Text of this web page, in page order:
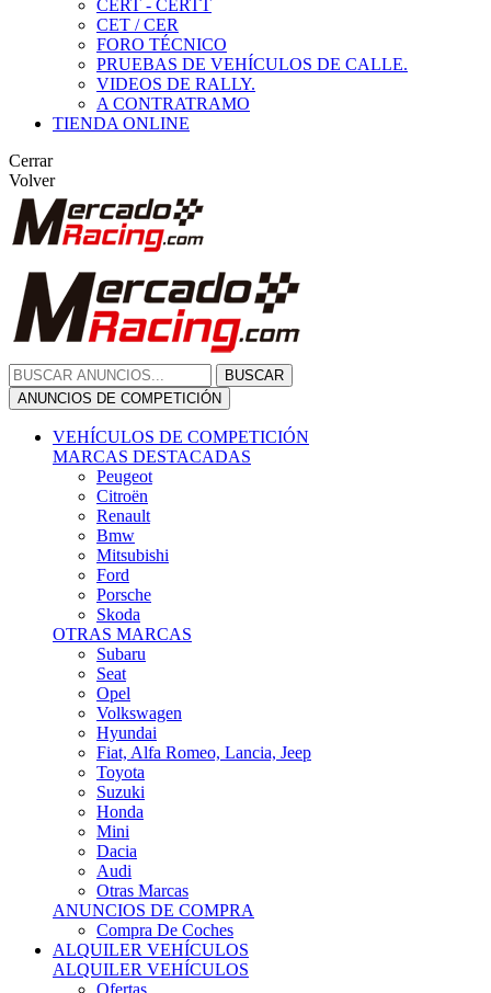
CERT - CERTT
CET / CER
FORO TÉCNICO
PRUEBAS DE VEHÍCULOS DE CALLE.
VIDEOS DE RALLY.
A CONTRATRAMO
TIENDA ONLINE
Cerrar
Volver
BUSCAR
ANUNCIOS DE COMPETICIÓN
VEHÍCULOS DE COMPETICIÓN
MARCAS DESTACADAS
Peugeot
Citroën
Renault
Bmw
Mitsubishi
Ford
Porsche
Skoda
OTRAS MARCAS
Subaru
Seat
Opel
Volkswagen
Hyundai
Fiat, Alfa Romeo, Lancia, Jeep
Toyota
Suzuki
Honda
Mini
Dacia
Audi
Otras Marcas
ANUNCIOS DE COMPRA
Compra De Coches
ALQUILER VEHÍCULOS
ALQUILER VEHÍCULOS
Ofertas